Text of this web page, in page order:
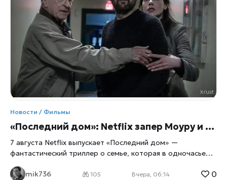
Новости / Фильмы
«Последний дом»: Netflix запер Моуру и Ли в их же доме
7 августа Netflix выпускает «Последний дом» —
фантастический триллер о семье, которая в одночасье
роли исполнили Вагнер Моура и Грета Ли, а для
mik736 105 Вчера, 06:14 0